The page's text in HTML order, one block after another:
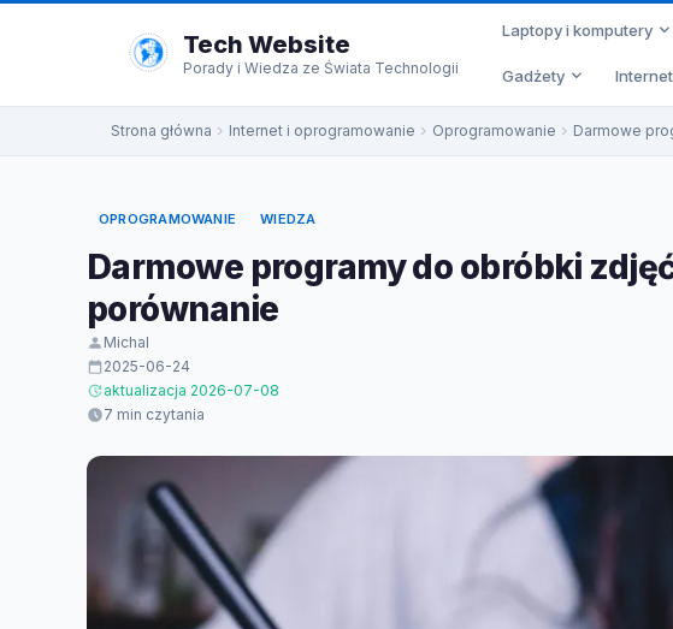
do
Tech Website
Porady i Wiedza ze Świata Technologii
Laptopy i komputery
Gadżety
Strona główna Internet i oprogramowanie Oprogramowanie Darmowe
OPROGRAMOWANIE WIEDZA
Darmowe programy do obróbki
porównanie
Michal
2025-06-24
aktualizacja 2026-07-08
7 min czytania